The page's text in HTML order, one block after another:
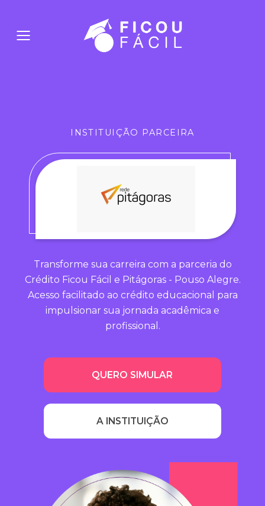
INSTITUIÇÃO PARCEIRA
Transforme sua carreira com a parceria do
Crédito Ficou Fácil e Pitágoras - Pouso Alegre.
Acesso facilitado ao crédito educacional para
impulsionar sua jornada acadêmica e
profissional.
QUERO SIMULAR
A INSTITUIÇÃO